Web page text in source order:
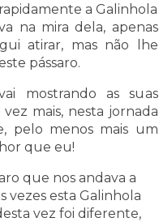
a Galinhola
na mira dela, apenas
atirar, mas não lhe
pássaro.
mostrando as suas
mais, nesta jornada
pelo menos mais um
que eu!
que nos andava a
vezes esta Galinhola
vez foi diferente,